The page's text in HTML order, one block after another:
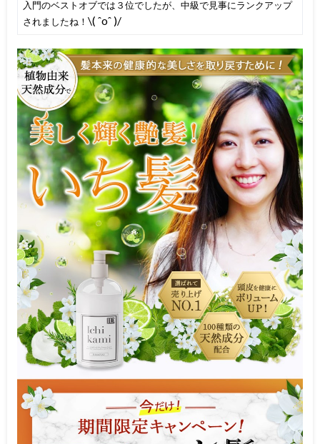
入門のベストオブでは３位でしたが、中級で見事にランクアップ
されましたね！ \( ˆoˆ )/